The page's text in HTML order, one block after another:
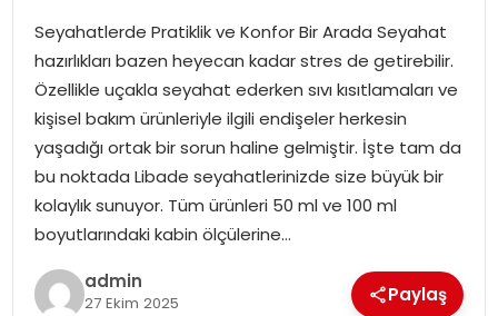
EKONOMI
SPOR
TEKNOLOJI
EĞITIM
GENEL
Seyahatlerde Pratiklik ve Konfor Bir Arada Seyahat
hazırlıkları bazen heyecan kadar stres de getirebilir.
Özellikle uçakla seyahat ederken sıvı kısıtlamaları ve
kişisel bakım ürünleriyle ilgili endişeler herkesin
yaşadığı ortak bir sorun haline gelmiştir. İşte tam da
bu noktada Libade seyahatlerinizde size büyük bir
kolaylık sunuyor. Tüm ürünleri 50 ml ve 100 ml
boyutlarındaki kabin ölçülerine…
admin
27 Ekim 2025 Paylaş